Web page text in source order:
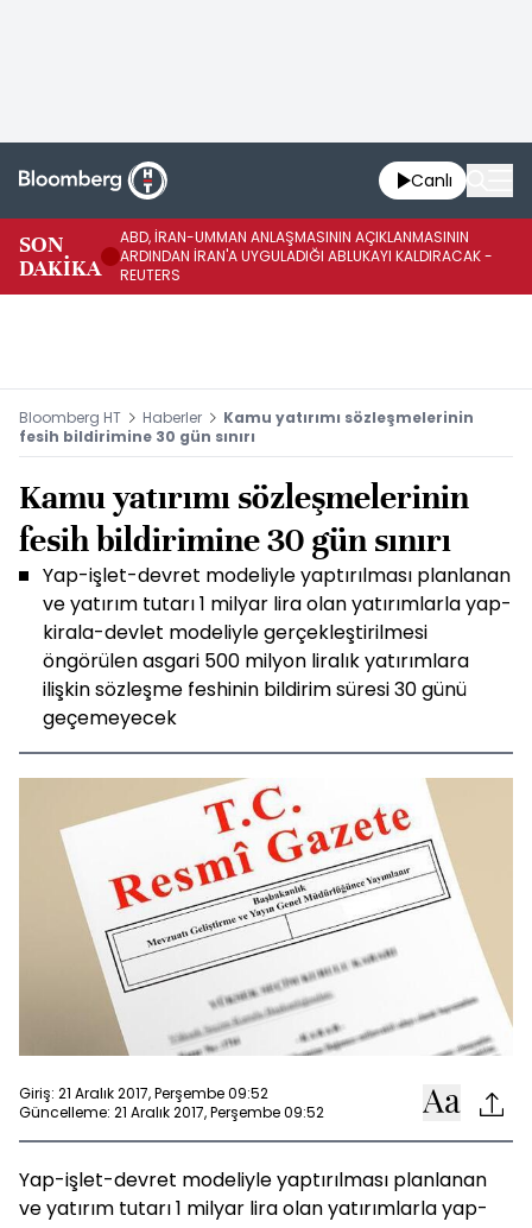
Canlı
SON
DAKİKA
ABD, İRAN-UMMAN ANLAŞMASININ AÇIKLANMASININ
ARDINDAN İRAN'A UYGULADIĞI ABLUKAYI KALDIRACAK -
REUTERS
Bloomberg HT Haberler
Kamu yatırımı sözleşmelerinin
fesih bildirimine 30 gün sınırı
Kamu yatırımı sözleşmelerinin
fesih bildirimine 30 gün sınırı
Yap-işlet-devret modeliyle yaptırılması planlanan
ve yatırım tutarı 1 milyar lira olan yatırımlarla yap-
kirala-devlet modeliyle gerçekleştirilmesi
öngörülen asgari 500 milyon liralık yatırımlara
ilişkin sözleşme feshinin bildirim süresi 30 günü
geçemeyecek
Giriş: 21 Aralık 2017, Perşembe 09:52
Güncelleme: 21 Aralık 2017, Perşembe 09:52
Yap-işlet-devret modeliyle yaptırılması planlanan
ve yatırım tutarı 1 milyar lira olan yatırımlarla yap-